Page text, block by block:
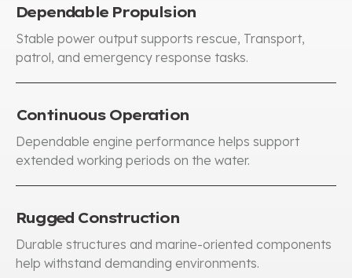
Dependable Propulsion
Stable power output supports rescue, Transport,
patrol, and emergency response tasks.
Continuous Operation
Dependable engine performance helps support
extended working periods on the water.
Rugged Construction
Durable structures and marine-oriented components
help withstand demanding environments.